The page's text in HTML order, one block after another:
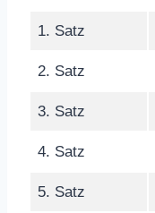
1. Satz
2. Satz
3. Satz
4. Satz
5. Satz